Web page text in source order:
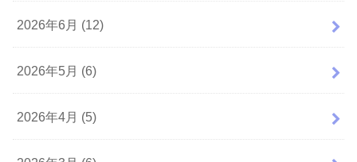
2026年6月 (12)
2026年5月 (6)
2026年4月 (5)